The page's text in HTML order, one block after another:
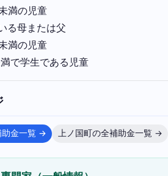
満の児童
る母または父
満の児童
で学生である児童
助金一覧 → 上ノ国町の全補助金一覧 →